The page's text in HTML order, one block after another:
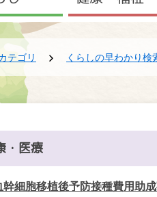
テゴリ くらしの早わかり検
・医療
幹細胞移植後予防接種費用助